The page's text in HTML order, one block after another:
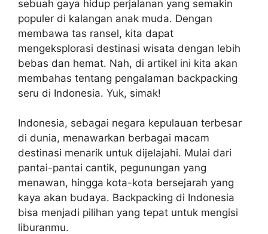
sebuah gaya hidup perjalanan yang semakin
populer di kalangan anak muda. Dengan
membawa tas ransel, kita dapat
mengeksplorasi destinasi wisata dengan lebih
bebas dan hemat. Nah, di artikel ini kita akan
membahas tentang pengalaman backpacking
seru di Indonesia. Yuk, simak!
Indonesia, sebagai negara kepulauan terbesar
di dunia, menawarkan berbagai macam
destinasi menarik untuk dijelajahi. Mulai dari
pantai-pantai cantik, pegunungan yang
menawan, hingga kota-kota bersejarah yang
kaya akan budaya. Backpacking di Indonesia
bisa menjadi pilihan yang tepat untuk mengisi
liburanmu.